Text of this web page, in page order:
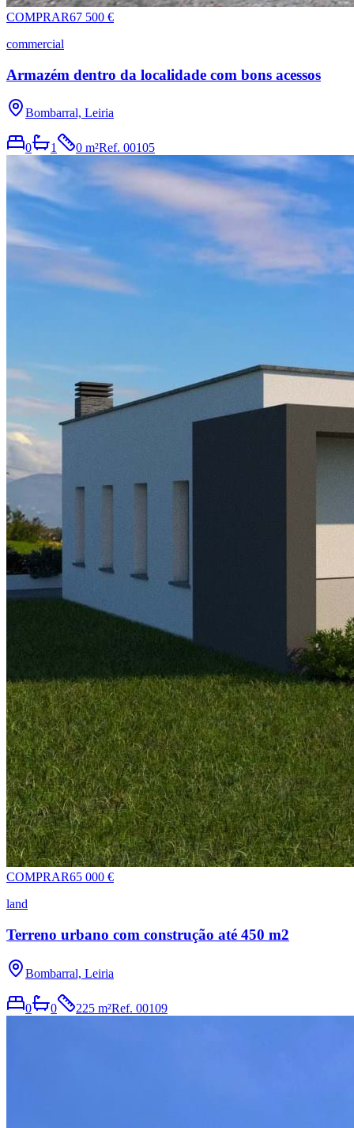
COMPRAR67 500 €
commercial
Armazém dentro da localidade com bons acessos
Bombarral, Leiria
0 1 0 m²Ref. 00105
COMPRAR65 000 €
land
Terreno urbano com construção até 450 m2
Bombarral, Leiria
0 0 225 m²Ref. 00109